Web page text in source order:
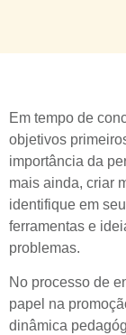
Em tempo de
objetivos
importância da
mais ainda, criar
identifique em
ferramentas e
problemas.
No processo de
papel na
dinâmica